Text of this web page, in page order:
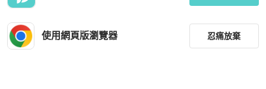
使用網頁版瀏覽器 忍痛放棄